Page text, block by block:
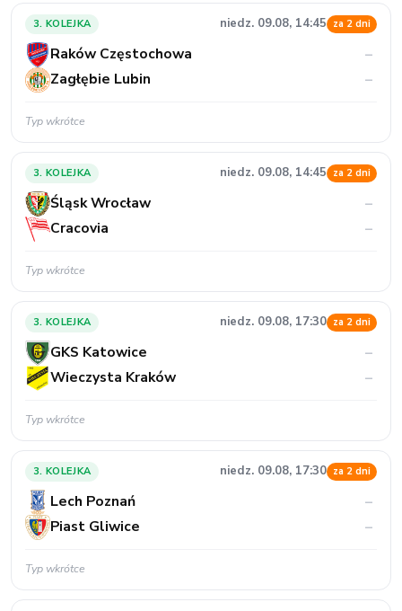
3. KOLEJKA niedz. 09.08, 14:45 za 2 dni
Raków Częstochowa
–
Zagłębie Lubin
–
Typ wkrótce
3. KOLEJKA niedz. 09.08, 14:45 za 2 dni
Śląsk Wrocław
–
Cracovia
–
Typ wkrótce
3. KOLEJKA niedz. 09.08, 17:30 za 2 dni
GKS Katowice
–
Wieczysta Kraków
–
Typ wkrótce
3. KOLEJKA niedz. 09.08, 17:30 za 2 dni
Lech Poznań
–
Piast Gliwice
–
Typ wkrótce